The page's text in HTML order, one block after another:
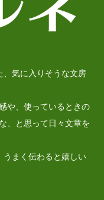
、気に入りそうな文房
や、使っているときの
、と思って日々文章を
うまく伝わると嬉しい